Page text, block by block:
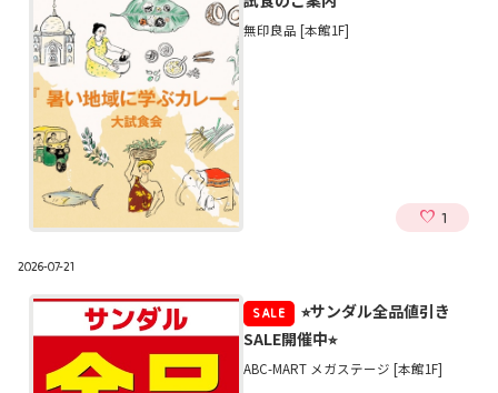
無印良品 [本館1F]
1
2026-07-21
SALE
⭐︎サンダル全品値引き
SALE開催中⭐︎
ABC-MART メガステージ [本館1F]